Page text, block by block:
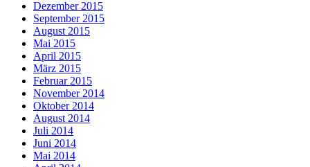
Dezember 2015
September 2015
August 2015
Mai 2015
April 2015
März 2015
Februar 2015
November 2014
Oktober 2014
August 2014
Juli 2014
Juni 2014
Mai 2014